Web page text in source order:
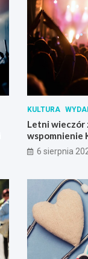
KULTURA
Letni wieczór
wspomnienie
Skrzynki
6 sierpnia